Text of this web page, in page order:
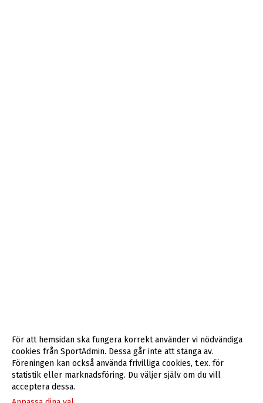
För att hemsidan ska fungera korrekt använder vi nödvändiga
cookies från SportAdmin. Dessa går inte att stänga av.
Föreningen kan också använda frivilliga cookies, t.ex. för
statistik eller marknadsföring. Du väljer själv om du vill
acceptera dessa.